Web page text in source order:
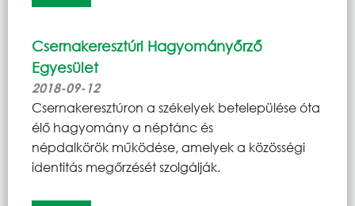
Csernakeresztúri Hagyományőrző
Egyesület
2018-09-12
Csernakeresztúron a székelyek betelepülése óta
élő hagyomány a néptánc és
népdalkörök működése, amelyek a közösségi
identitás megőrzését szolgálják.